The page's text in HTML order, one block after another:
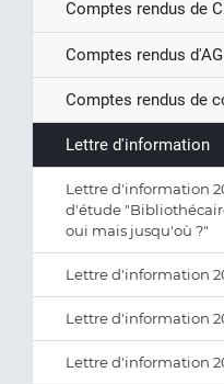
Comptes rendus de
Comptes rendus d'AG
Comptes rendus de
Lettre d'information
Lettre d'information
d'étude
oui mais jusqu'où ?"
Lettre d'information
Lettre d'information
Lettre d'information